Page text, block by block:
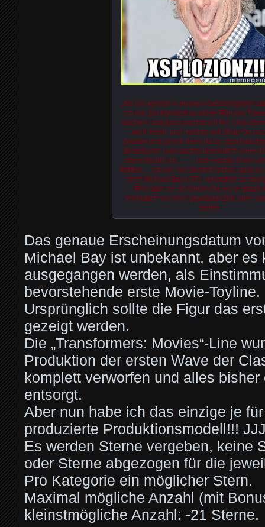
„Als ich neulich in meinem Geschirrspüler
ich mir ‚Du könntest so einen Film wie
machen‘ und dann machte ich ihn. Und
‚Hell Yeah!‘ und machte voll Strap-On
zweiten und als ich dann da so stand
‚Bratpfanne‘ und machte absolutlich einen
dann dachte ich ‚ . . . ‚ und machte einen
fünften…. Ich bin mir ziemlich sicher, dass
sind“ Michael Bay (-37), vermutlich zu
Film oder so, an einem Ort, wo er glaub
vermutlich vor einer gewissen Zeit, oder
sicher.
Das genaue Erscheinungsdatum
Michael Bay ist unbekannt, aber es
ausgegangen werden, als
bevorstehende erste Movie-Toyline.
Ursprünglich sollte die Figur das
gezeigt werden.
Die „Transformers: Movies“-Line
Produktion der ersten Wave der
komplett verworfen und alles
entsorgt.
Aber nun habe ich das einzige je
produzierte Produktionsmodell!!!
Es werden Sterne vergeben, keine
oder Sterne abgezogen für die
Pro Kategorie ein möglicher Stern.
Maximal mögliche Anzahl (mit
kleinstmögliche Anzahl: -21 Sterne.